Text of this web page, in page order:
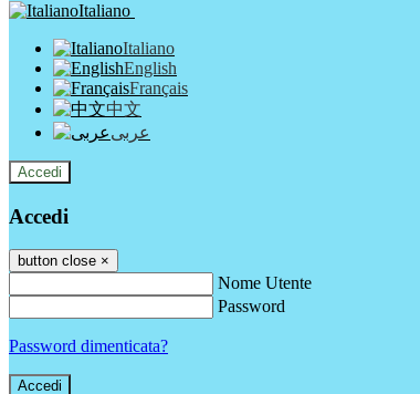
Italiano
Italiano
English
Français
中文
عربى
Accedi
Accedi
button close ×
Nome Utente
Password
Password dimenticata?